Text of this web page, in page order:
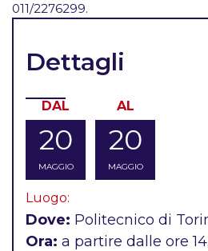
011/2276299.
Dettagli
DAL
20
MAGGIO
AL
20
MAGGIO
Luogo:
Dove: Politecnico di
Ora: a partire dalle ore